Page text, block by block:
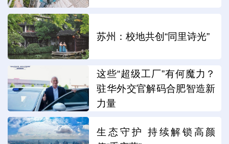
苏州：校地共创“同里诗光”
这些“超级工厂”有何魔力？
驻华外交官解码合肥智造新
力量
生态守护 持续解锁高颜